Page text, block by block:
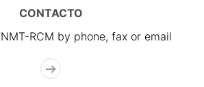
CONTACTO
RCM by phone, fax or email